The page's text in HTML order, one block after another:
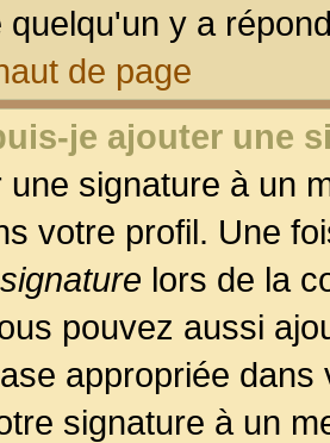
quelqu'un y a
de page
je ajouter une
une signature à un
votre profil. Une
lors de la
pouvez aussi
appropriée
signature à un